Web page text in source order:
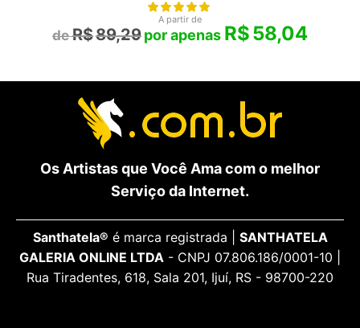
A partir de
R$89,29 R$58,04
Os Artistas que Você Ama com o melhor
Serviço da Internet.
Santhatela® é marca registrada | SANTHATELA
GALERIA ONLINE LTDA - CNPJ 07.806.186/0001-10 |
Rua Tiradentes, 618, Sala 201, Ijuí, RS - 98700-220